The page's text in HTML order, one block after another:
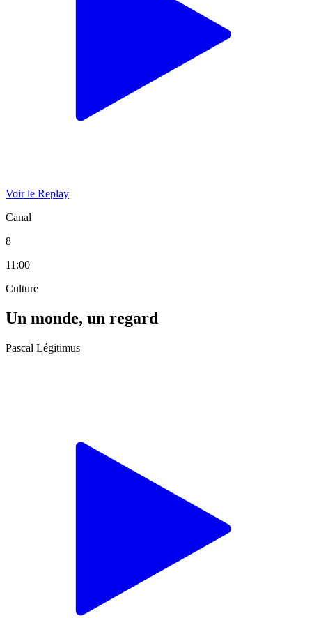
Voir le Replay
Canal
8
11:00
Culture
Un monde, un regard
Pascal Légitimus